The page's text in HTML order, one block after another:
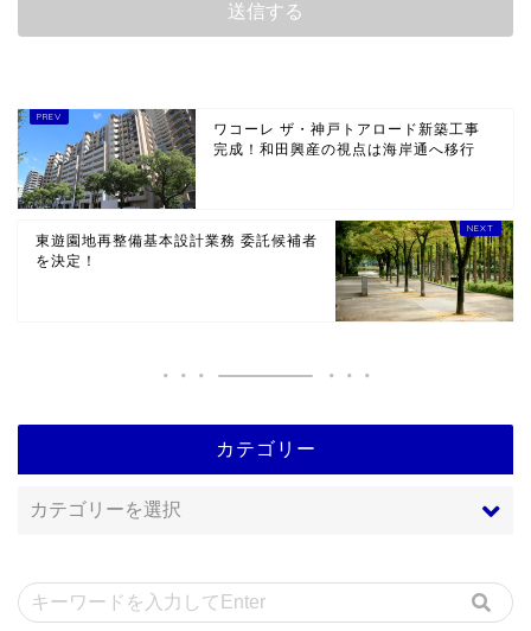
ワコーレ ザ・神戸トアロード新築工事
完成！和田興産の視点は海岸通へ移行
東遊園地再整備基本設計業務 委託候補者
を決定！
カテゴリー